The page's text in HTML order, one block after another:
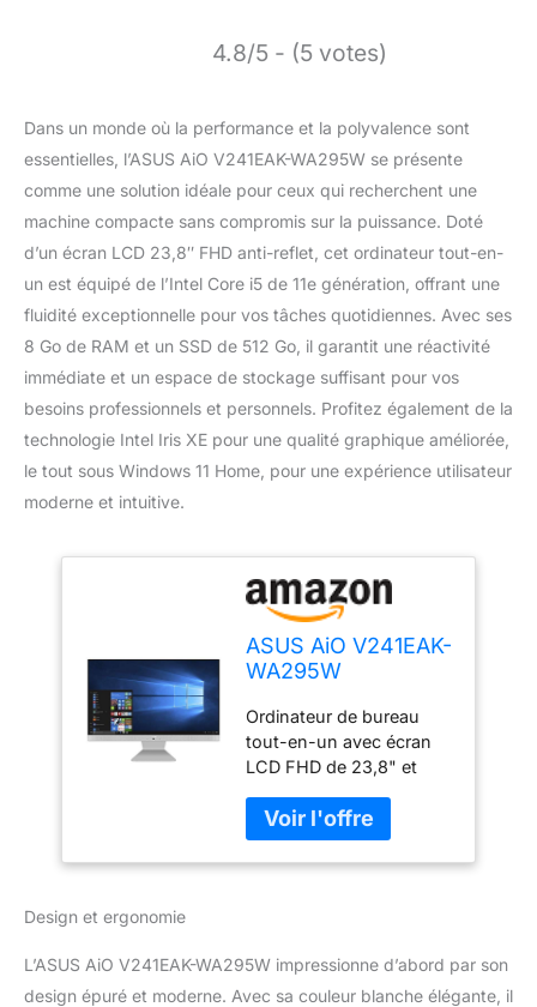
4.8/5 - (5 votes)
Dans un monde où la performance et la polyvalence sont
essentielles, l’ASUS AiO V241EAK-WA295W se présente
comme une solution idéale pour ceux qui recherchent une
machine compacte sans compromis sur la puissance. Doté
d’un écran LCD 23,8″ FHD anti-reflet, cet ordinateur tout-en-
un est équipé de l’Intel Core i5 de 11e génération, offrant une
fluidité exceptionnelle pour vos tâches quotidiennes. Avec ses
8 Go de RAM et un SSD de 512 Go, il garantit une réactivité
immédiate et un espace de stockage suffisant pour vos
besoins professionnels et personnels. Profitez également de la
technologie Intel Iris XE pour une qualité graphique améliorée,
le tout sous Windows 11 Home, pour une expérience utilisateur
moderne et intuitive.
ASUS AiO V241EAK-
WA295W
Bureau Tout-en-Un
avec écran LCD
23,8" FHD Anti-
Glare, Intel Core 11e
génération i5-
1135G7, RAM 8 Go
DDR4, 512 Go SSD
Ordinateur de bureau
tout-en-un avec écran
LCD FHD de 23,8" et
88 % avec cadres de
seulement 2 mm pour
une vision immersive
audio avancée ASUS
SonicMaster avec
Design et ergonomie
L’ASUS AiO V241EAK-WA295W impressionne d’abord par son
design épuré et moderne. Avec sa couleur blanche élégante, il